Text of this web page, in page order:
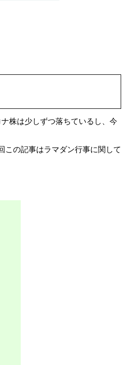
株は少しずつ落ちているし、今
この記事はラマダン行事に関して